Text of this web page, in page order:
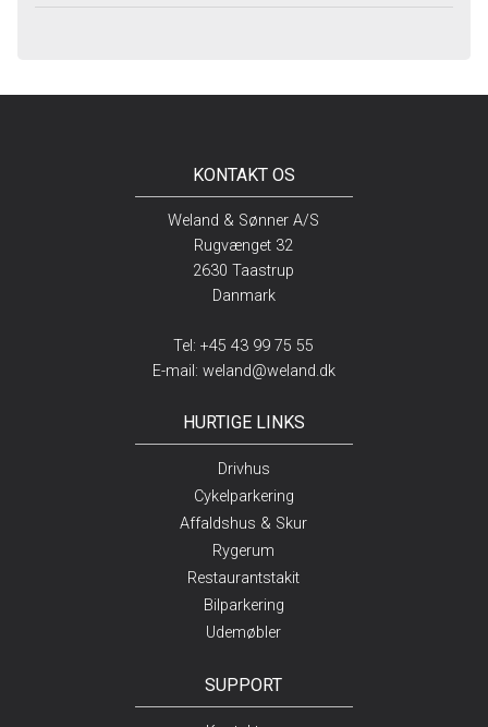
KONTAKT OS
Weland & Sønner A/S
Rugvænget 32
2630 Taastrup
Danmark
Tel:+45 43 99 75 55
E-mail: weland@weland.dk
HURTIGE LINKS
Drivhus
Cykelparkering
Affaldshus & Skur
Rygerum
Restaurantstakit
Bilparkering
Udemøbler
SUPPORT